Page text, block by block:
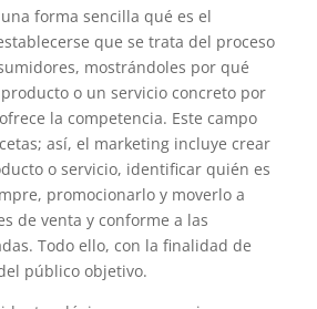
forma sencilla qué es el
que se trata del proceso
mostrándoles por qué
o un servicio concreto por
la competencia. Este campo
así, el marketing incluye crear
o servicio, identificar quién es
promocionarlo y moverlo a
de venta y conforme a las
Todo ello, con la finalidad de
público objetivo.